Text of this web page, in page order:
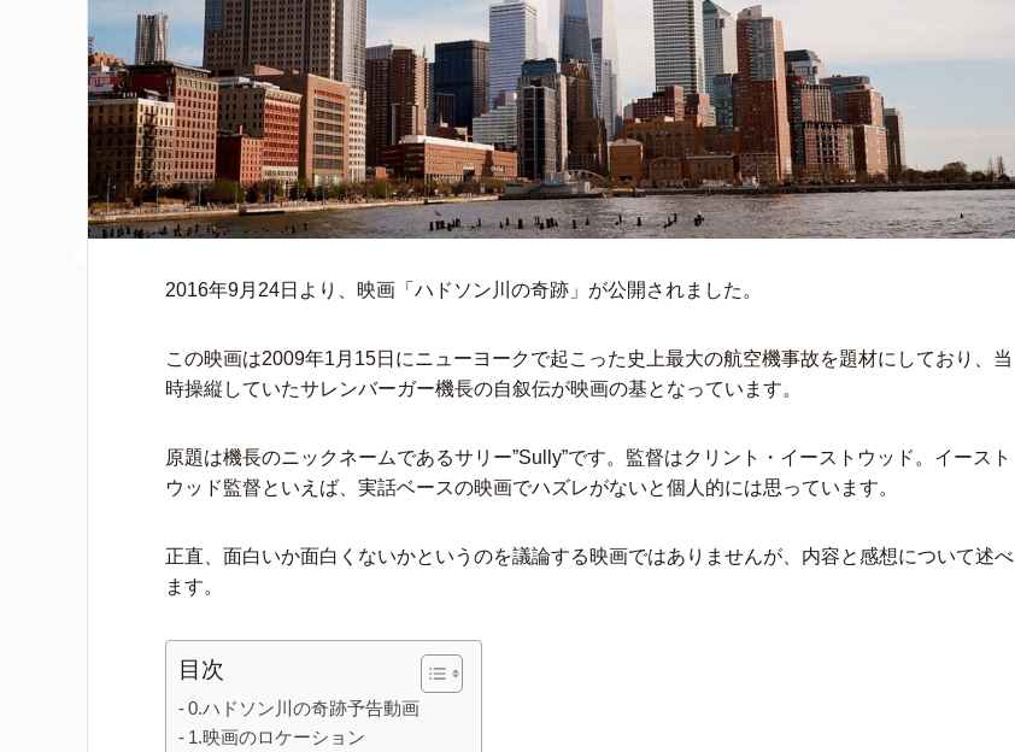
2016年9月24日より、映画「ハドソン川の奇跡」が公開されました。
この映画は2009年1月15日にニューヨークで起こった史上最大の航空機事故を題材にしており、当
時操縦していたサレンバーガー機長の自叙伝が映画の基となっています。
原題は機長のニックネームであるサリー”Sully”です。監督はクリント・イーストウッド。イースト
ウッド監督といえば、実話ベースの映画でハズレがないと個人的には思っています。
正直、面白いか面白くないかというのを議論する映画ではありませんが、内容と感想について述べ
ます。
目次
0.ハドソン川の奇跡予告動画
1.映画のロケーション